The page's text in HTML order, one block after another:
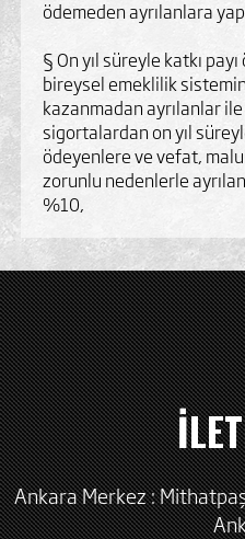
ödemeden ayrılanlara
§ On yıl süreyle katkı
bireysel emeklilik
kazanmadan ayrılanlar
sigortalardan on yıl
ödeyenlere ve vefat,
zorunlu nedenlerle
%10,
Ankara Merkez :